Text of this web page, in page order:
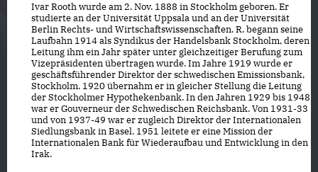
Ivar Rooth wurde am 2. Nov. 1888 in Stockholm geboren. Er
studierte an der Universität Uppsala und an der Universität
Berlin Rechts- und Wirtschaftswissenschaften. R. begann seine
Laufbahn 1914 als Syndikus der Handelsbank Stockholm, deren
Leitung ihm ein Jahr später unter gleichzeitiger Berufung zum
Vizepräsidenten übertragen wurde. Im Jahre 1919 wurde er
geschäftsführender Direktor der schwedischen Emissionsbank,
Stockholm. 1920 übernahm er in gleicher Stellung die Leitung
der Stockholmer Hypothekenbank. In den Jahren 1929 bis 1948
war er Gouverneur der Schwedischen Reichsbank. Von 1931-33
und von 1937-49 war er zugleich Direktor der Internationalen
Siedlungsbank in Basel. 1951 leitete er eine Mission der
Internationalen Bank für Wiederaufbau und Entwicklung in den
Irak.